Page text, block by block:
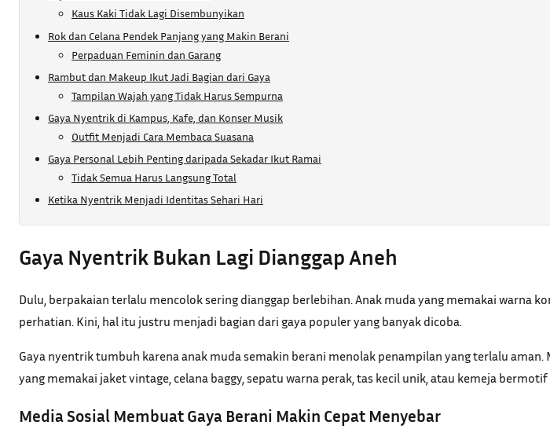
Kaus Kaki Tidak Lagi Disembunyikan
Rok dan Celana Pendek Panjang yang Makin Berani
Perpaduan Feminin dan Garang
Rambut dan Makeup Ikut Jadi Bagian dari Gaya
Tampilan Wajah yang Tidak Harus Sempurna
Gaya Nyentrik di Kampus, Kafe, dan Konser Musik
Outfit Menjadi Cara Membaca Suasana
Gaya Personal Lebih Penting daripada Sekadar Ikut Ramai
Tidak Semua Harus Langsung Total
Ketika Nyentrik Menjadi Identitas Sehari Hari
Gaya Nyentrik Bukan Lagi Dianggap Aneh
Dulu, berpakaian terlalu mencolok sering dianggap berlebihan. Anak muda yang memakai warna
perhatian. Kini, hal itu justru menjadi bagian dari gaya populer yang banyak dicoba.
Gaya nyentrik tumbuh karena anak muda semakin berani menolak penampilan yang terlalu
yang memakai jaket vintage, celana baggy, sepatu warna perak, tas kecil unik, atau kemeja
Media Sosial Membuat Gaya Berani Makin Cepat Menyebar